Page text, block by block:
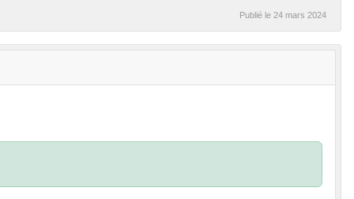
Publié le 24 mars 2024